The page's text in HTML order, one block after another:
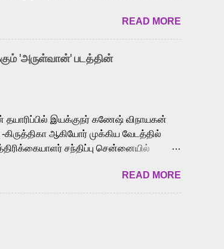
cast led by celebrated playback
He-Man. Known for memorable songs
and “Mun Andhi” from 7 Aum Arivu,
over multiple languages, making him
for portraying memorable
READ MORE
'அருள்வான்' படத்தின்
தயாரிப்பில் இயக்குநர் கணேஷ் விநாயகன்
ஆகியோர் முக்கிய வேடத்தில்
சந்திப்பு சென்னையில்
, ஜான் விஜய், பேபி கிருத்திகா,
எம். சுகுமார் ஒளிப்பதிவு
லால்குடி
தொகுப்பு பணிகளை
இருக்கும் இந்தத் திரைப்படத்தை 90
READ MORE